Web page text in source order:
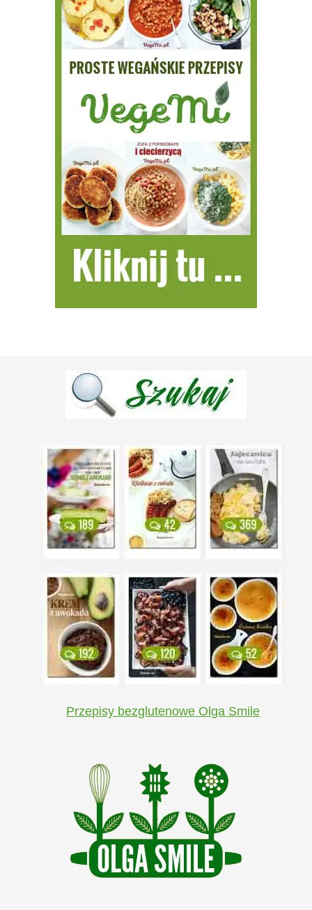
Przepisy bezglutenowe Olga Smile